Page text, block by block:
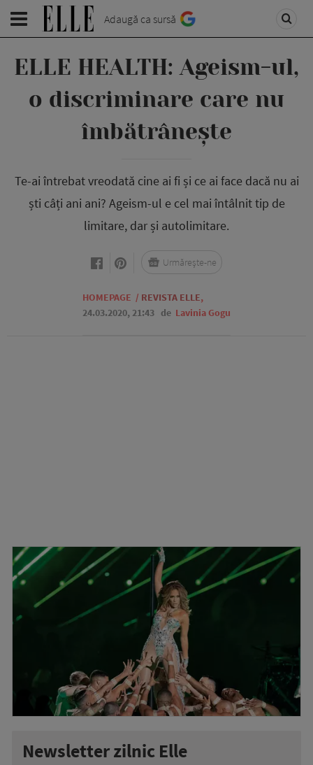
Adaugă ca sursă
ELLE HEALTH: Ageism-ul,
o discriminare care nu
îmbătrânește
Te-ai întrebat vreodată cine ai fi și ce ai face dacă nu ai
ști câți ani ani? Ageism-ul e cel mai întâlnit tip de
limitare, dar și autolimitare.
HOMEPAGE / REVISTA ELLE,
24.03.2020, 21:43 de Lavinia Gogu
Urmărește-ne
Newsletter zilnic Elle